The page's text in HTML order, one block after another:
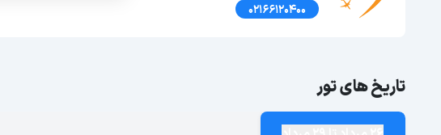
02166120400
تاریخ های تور